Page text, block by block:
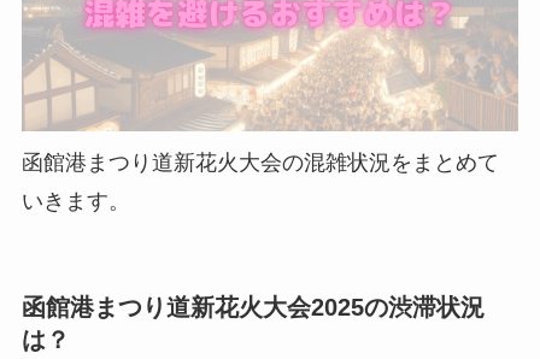
函館港まつり道新花火大会の混雑状況をまとめて
いきます。
函館港まつり道新花火大会2025の渋滞状況
は？